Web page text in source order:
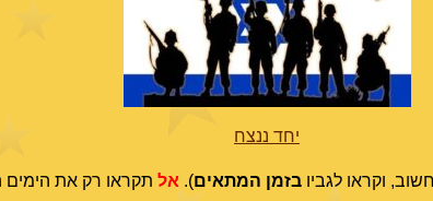
יחד ננצח
וקראו לגביו בזמן המתאים). אל תקראו רק את הימים